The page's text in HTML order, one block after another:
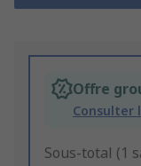
Offre
Consulter
Sous-total (1